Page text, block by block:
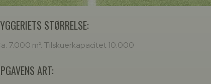
STØRRELSE:
7.000 m². Tilskuerkapacitet 10.000
ART: